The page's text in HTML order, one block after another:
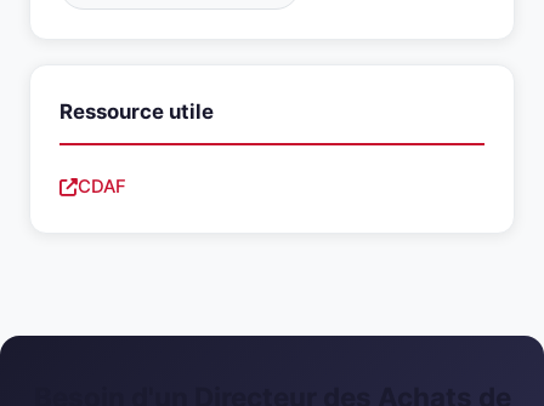
Ressource utile
CDAF